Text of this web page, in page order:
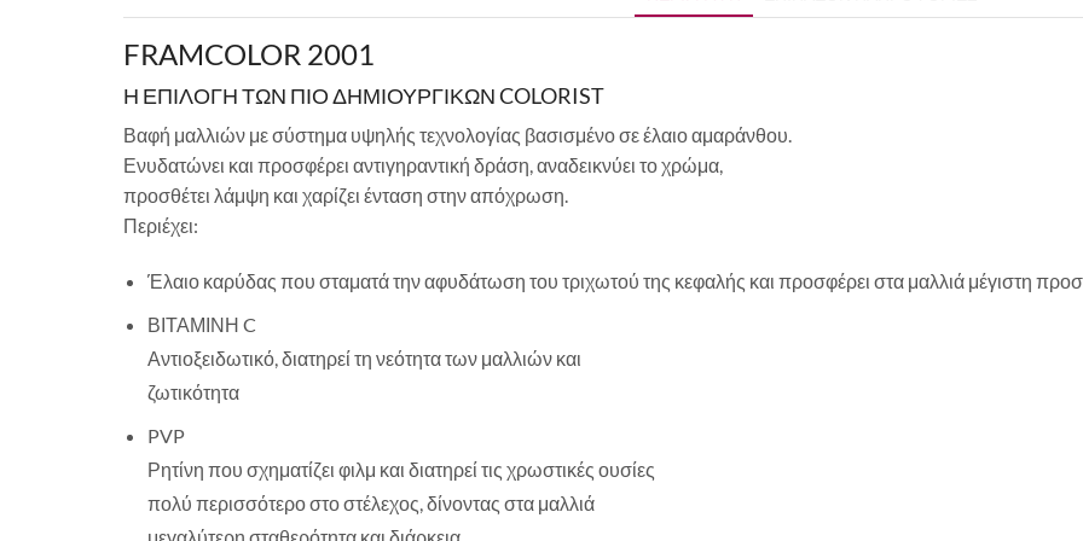
FRAMCOLOR 2001
Η ΕΠΙΛΟΓΗ ΤΩΝ ΠΙΟ ΔΗΜΙΟΥΡΓΙΚΩΝ COLORIST
Βαφή μαλλιών με σύστημα υψηλής τεχνολογίας βασισμένο σε έλαιο αμαράνθου.
Ενυδατώνει και προσφέρει αντιγηραντική δράση, αναδεικνύει το χρώμα,
προσθέτει λάμψη και χαρίζει ένταση στην απόχρωση.
Περιέχει:
Έλαιο καρύδας που σταματά την αφυδάτωση του τριχωτού της κεφαλής και προσφέρει στα μαλλιά μέγιστη
ΒΙΤΑΜΙΝΗ C
Αντιοξειδωτικό, διατηρεί τη νεότητα των μαλλιών και
ζωτικότητα
PVP
Ρητίνη που σχηματίζει φιλμ και διατηρεί τις χρωστικές ουσίες
πολύ περισσότερο στο στέλεχος, δίνοντας στα μαλλιά